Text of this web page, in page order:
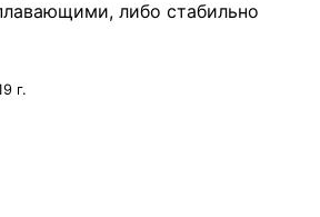
либо стабильно
г.